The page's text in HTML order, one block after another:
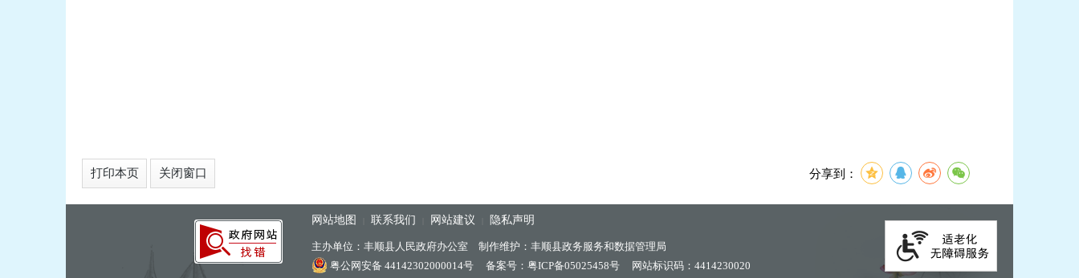
打印本页 关闭窗口 分享到：
网站地图 联系我们 网站建议 隐私声明
主办单位：丰顺县人民政府办公室 制作维护：丰顺县政务服务和数据管理局
粤公网安备 44142302000014号
备案号：粤ICP备05025458号 网站标识码：4414230020